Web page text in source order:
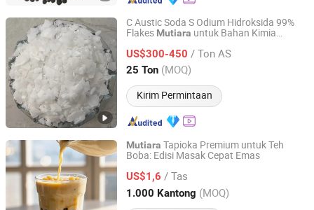
C Austic Soda S Odium Hidroksida 99%
Flakes Mutiara untuk Bahan Kimia
US$300-450 / Ton AS
25 Ton (MOQ)
Kirim Permintaan
Hebei Zhouhu Trade Co., Ltd.
Hebei, China Harga mulai 2023
Mutiara Tapioka Premium untuk Teh
Boba: Edisi Masak Cepat Emas
US$1,6 / Tas
1.000 Kantong (MOQ)
GUANGZHOU ROYAL QUEEN CO., LTD
Guangdong, China Harga mulai 2016